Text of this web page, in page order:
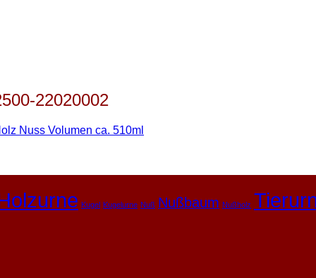
22020002
Nuss Volumen ca. 510ml
Kugel Kugelurne Nuß Nußbaum Nußholz